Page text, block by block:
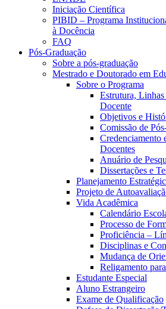
Iniciação Científica
PIBID – Programa
à Docência
FAQ
Pós-Graduação
Sobre a pós-graduação
Mestrado e Doutorado em
Sobre o Programa
Estrutura,
Docente
Objetivos e
Comissão de
Credenciamento
Docentes
Anuário de
Dissertações e
Planejamento
Projeto de
Vida Acadêmica
Calendário
Processo de
Proficiência –
Disciplinas e
Mudança de
Religamento
Estudante Especial
Aluno Estrangeiro
Exame de Qualificação